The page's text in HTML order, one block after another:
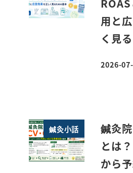
用と
く見
投稿日
2026-
鍼灸小話
鍼灸
とは
から